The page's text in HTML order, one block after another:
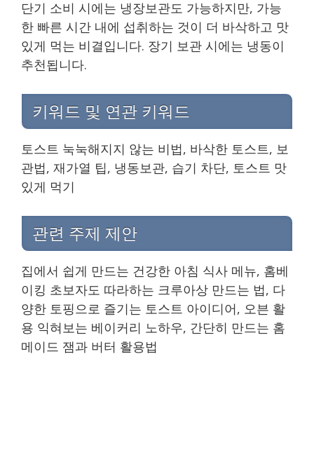
단기 소비 시에는 냉장보관도 가능하지만, 가능
한 빠른 시간 내에 섭취하는 것이 더 바삭하고 맛
있게 먹는 비결입니다. 장기 보관 시에는 냉동이
추천됩니다.
키워드 및 연관 키워드
토스트 눅눅해지지 않는 비법, 바삭한 토스트, 보
관법, 재가열 팁, 냉동보관, 습기 차단, 토스트 맛
있게 먹기
관련 주제 제안
집에서 쉽게 만드는 건강한 아침 식사 메뉴, 홈베
이킹 초보자도 따라하는 크루아상 만드는 법, 다
양한 토핑으로 즐기는 토스트 아이디어, 오븐 활
용 익혀보는 베이커리 노하우, 간단히 만드는 홈
메이드 잼과 버터 활용법